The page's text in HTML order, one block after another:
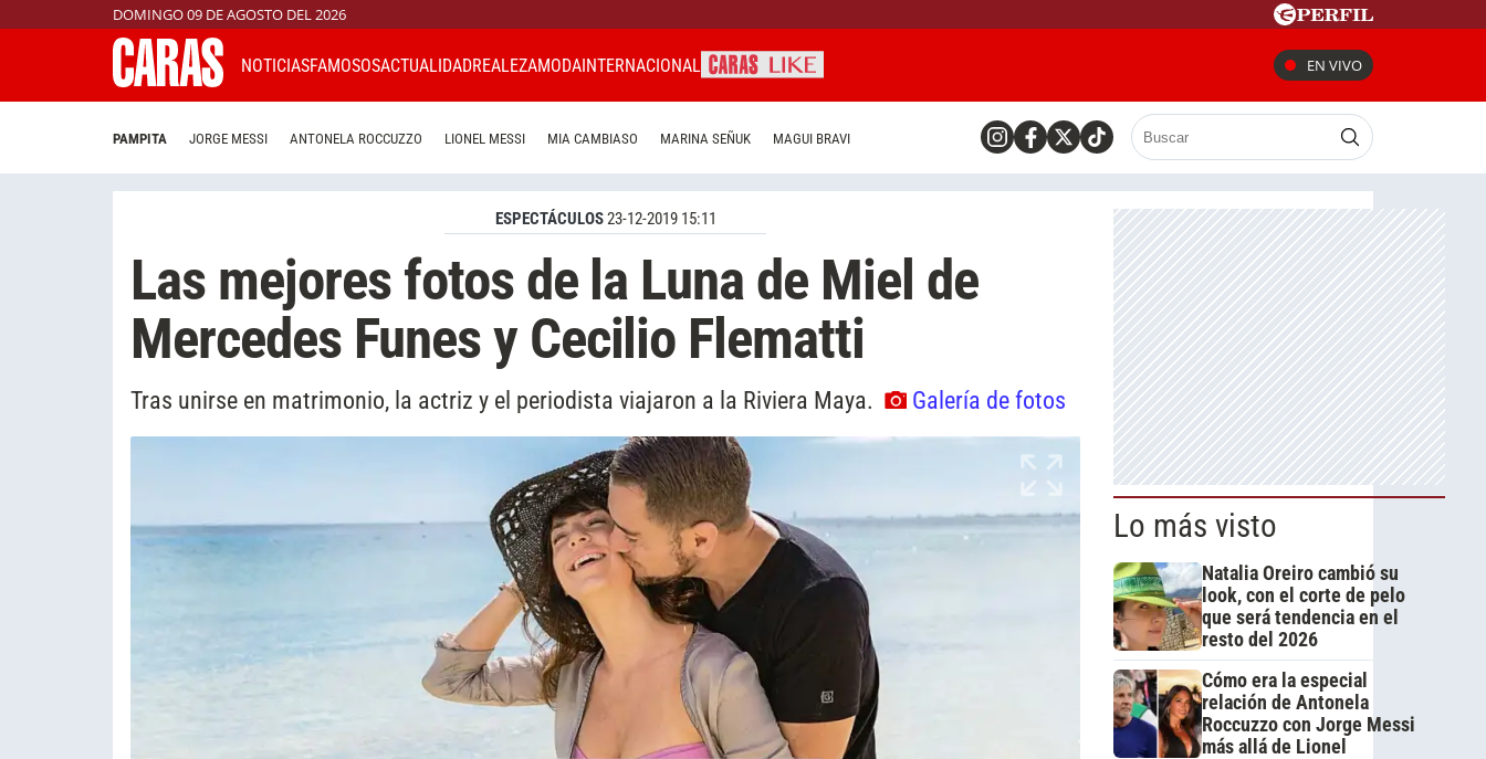
DOMINGO 09 DE AGOSTO DEL 2026
NOTICIASFAMOSOSACTUALIDADREALEZAMODAINTERNACIONAL EN VIVO
PAMPITA JORGE MESSI ANTONELA ROCCUZZO LIONEL MESSI MIA CAMBIASO MARINA SEÑUK MAGUI BRAVI
ESPECTÁCULOS23-12-2019 15:11
Las mejores fotos de la Luna de Miel de
Mercedes Funes y Cecilio Flematti
Tras unirse en matrimonio, la actriz y el periodista viajaron a la Riviera Maya. Galería de fotos
Lo más visto
Natalia Oreiro cambió su
look, con el corte de pelo
que será tendencia en el
resto del 2026
Cómo era la especial
relación de Antonela
Roccuzzo con Jorge Messi
más allá de Lionel